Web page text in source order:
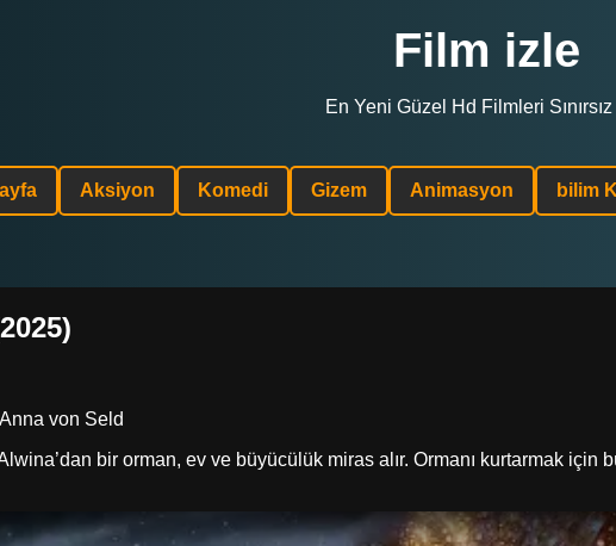
Film izle
En Yeni Güzel Hd Filmleri
Aksiyon Komedi Gizem Animasyon bilim
von Seld
bir orman, ev ve büyücülük miras alır. Ormanı kurtarmak için